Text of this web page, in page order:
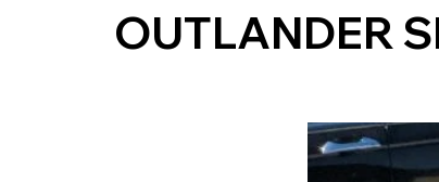
OUTLANDER